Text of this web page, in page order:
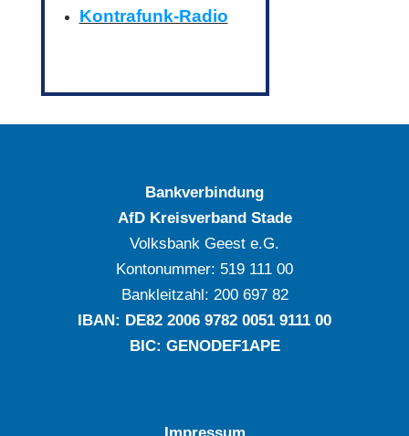
Kontrafunk-Radio
Bankverbindung
AfD Kreisverband Stade
Volksbank Geest e.G.
Kontonummer: ‍519 111 00
Bankleitzahl: ‍200 697 82
IBAN: DE‍82 ‍2006 ‍9782 ‍0051 ‍9111 ‍00
BIC: GENODEF1APE